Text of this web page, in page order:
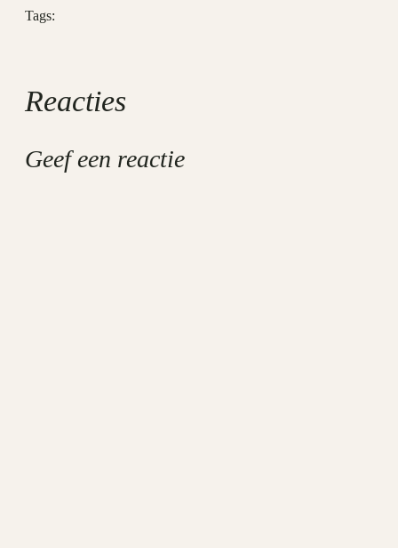
Tags:
Reacties
Geef een reactie